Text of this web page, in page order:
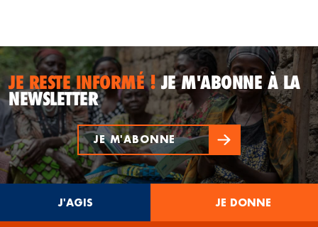
JE RESTE INFORMÉ !JE M'ABONNE À LA
NEWSLETTER
JE M'ABONNE
J'AGIS JE DONNE